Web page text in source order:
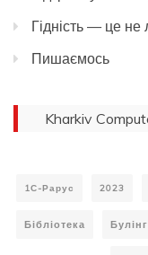
Гідність — це
Пишаємось
Kharkiv
1С-Рарус 2023
Бібліотека Булінг